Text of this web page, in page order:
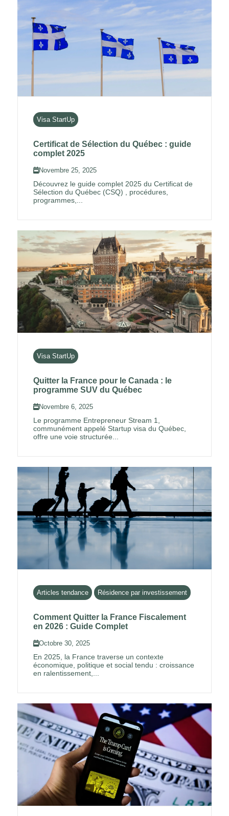
Visa StartUp
Certificat de Sélection du Québec : guide
complet 2025
Novembre 25, 2025
Découvrez le guide complet 2025 du Certificat de
Sélection du Québec (CSQ) , procédures,
programmes,...
Visa StartUp
Quitter la France pour le Canada : le
programme SUV du Québec
Novembre 6, 2025
Le programme Entrepreneur Stream 1,
communément appelé Startup visa du Québec,
offre une voie structurée...
Articles tendance Résidence par investissement
Comment Quitter la France Fiscalement
en 2026 : Guide Complet
Octobre 30, 2025
En 2025, la France traverse un contexte
économique, politique et social tendu : croissance
en ralentissement,...